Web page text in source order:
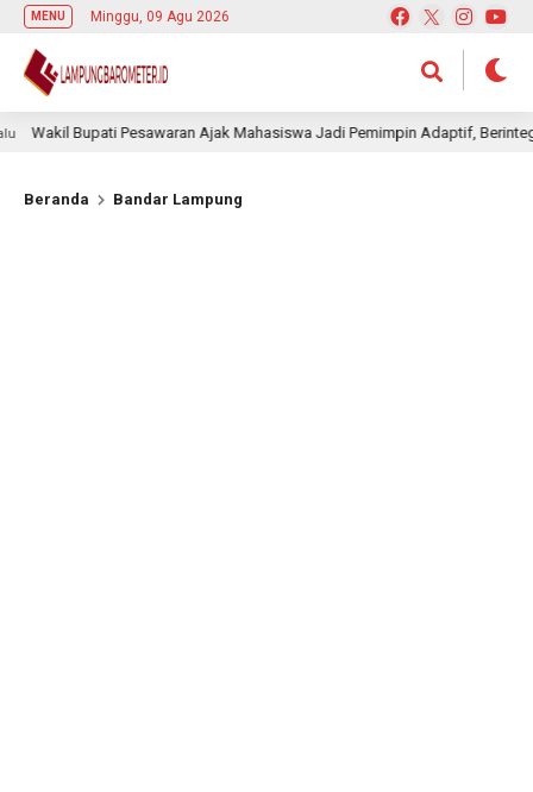
MENU Minggu, 09 Agu 2026
Bupati Pesawaran Ajak Mahasiswa Jadi Pemimpin Adaptif, Berintegritas,
Beranda Bandar Lampung